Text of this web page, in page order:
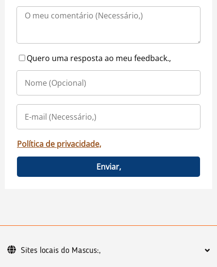
Quero uma resposta ao meu feedback.,
Política de privacidade,
Enviar,
Sites locais do Mascus:,